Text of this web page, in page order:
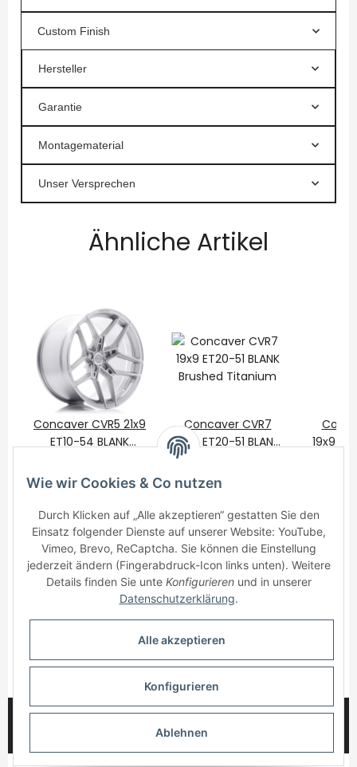
Custom Finish
Hersteller
Garantie
Montagematerial
Unser Versprechen
Ähnliche Artikel
Concaver CVR5 21x9
ET10-54 BLANK
Concaver CVR7
19x9 ET20-51 BLANK
Brushed Titanium
19x9
Informationen
© 2025 myWheelz - Alle Rechte vorbehalten.
Handmade with Passion
Wie wir Cookies & Co nutzen
Durch Klicken auf „Alle akzeptieren“ gestatten Sie den
Einsatz folgender Dienste auf unserer Website: YouTube,
Vimeo, Brevo, ReCaptcha. Sie können die Einstellung
jederzeit ändern (Fingerabdruck-Icon links unten). Weitere
Details finden Sie unte Konfigurierenund in unserer
Datenschutzerklärung.
Alle akzeptieren
Konfigurieren
Ablehnen